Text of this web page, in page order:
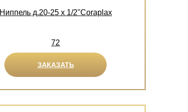
Ниппель д.20-25 х 1/2''Coraplax
72
ЗАКАЗАТЬ